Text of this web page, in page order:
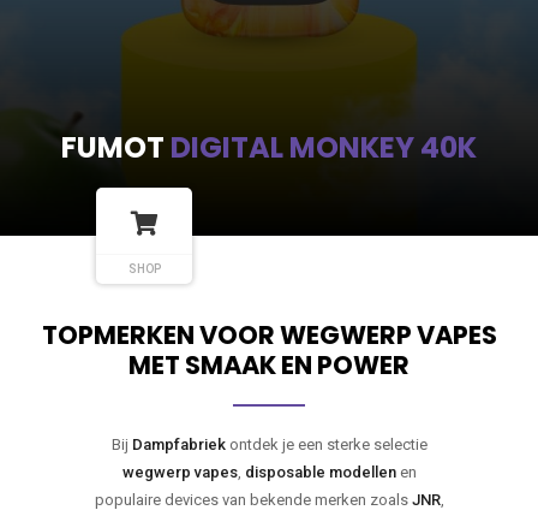
FUMOT DIGITAL MONKEY 40K
SHOP
TOPMERKEN VOOR WEGWERP VAPES
MET SMAAK EN POWER
Bij Dampfabriekontdek je een sterke selectie
wegwerp vapes, disposable modellenen
populaire devices van bekende merken zoals JNR,